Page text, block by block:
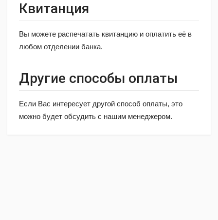
Квитанция
Вы можете распечатать квитанцию и оплатить её в
любом отделении банка.
Другие способы оплаты
Если Вас интересует другой способ оплаты, это
можно будет обсудить с нашим менеджером.